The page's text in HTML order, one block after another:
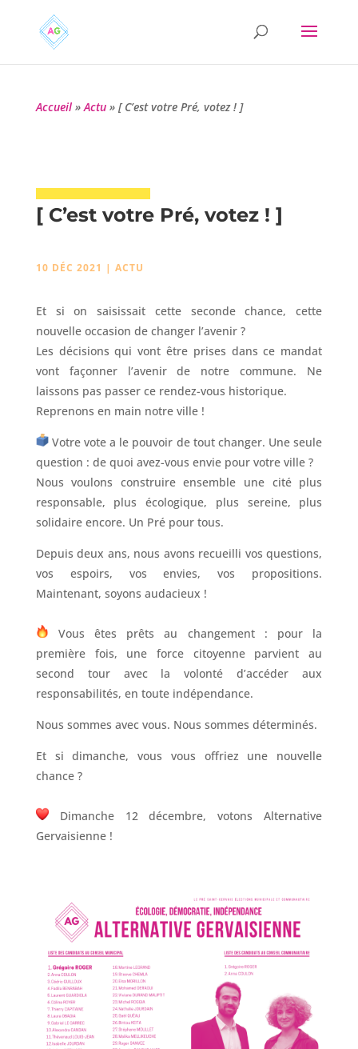
Accueil»Actu» [ C’est votre Pré, votez ! ]
[ C’est votre Pré, votez ! ]
10 DÉC 2021 | ACTU
Et si on saisissait cette seconde chance, cette
nouvelle occasion de changer l’avenir ?
Les décisions qui vont être prises dans ce mandat
vont façonner l’avenir de notre commune. Ne
laissons pas passer ce rendez-vous historique.
Reprenons en main notre ville !
Votre vote a le pouvoir de tout changer. Une seule
question : de quoi avez-vous envie pour votre ville ?
Nous voulons construire ensemble une cité plus
responsable, plus écologique, plus sereine, plus
solidaire encore. Un Pré pour tous.
Depuis deux ans, nous avons recueilli vos questions,
vos espoirs, vos envies, vos propositions.
Maintenant, soyons audacieux !
Vous êtes prêts au changement : pour la
première fois, une force citoyenne parvient au
second tour avec la volonté d’accéder aux
responsabilités, en toute indépendance.
Nous sommes avec vous. Nous sommes déterminés.
Et si dimanche, vous vous offriez une nouvelle
chance ?
Dimanche 12 décembre, votons Alternative
Gervaisienne !